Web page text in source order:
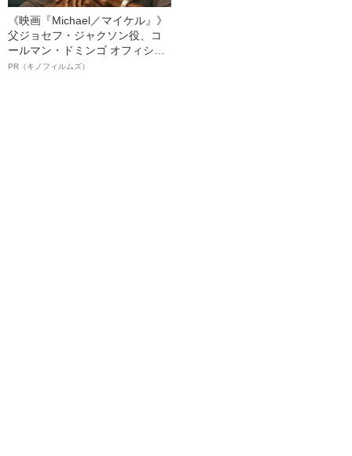
《映画『Michael／マイケル』》
父ジョセフ・ジャクソン役、コ
ールマン・ドミンゴ オフィシャ
ルインタビュー“観客を魅了した
PR（キノフィルムズ）